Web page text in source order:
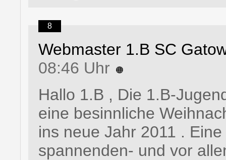
8
Webmaster 1.B SC
08:46 Uhr
Hallo 1.B , Die 1.B-
eine besinnliche
ins neue Jahr 2011 .
spannenden- und vor